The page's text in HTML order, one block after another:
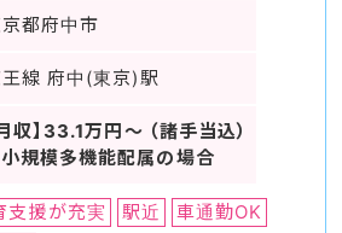
都府中市
線 府中(東京)駅
月収】33.1万円～ （諸手当込）
規模多機能配属の場合
支援が充実 駅近
車通勤OK